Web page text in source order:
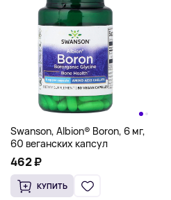
Swanson, Albion® Boron, 6 мг,
60 веганских капсул
462 ₽
КУПИТЬ